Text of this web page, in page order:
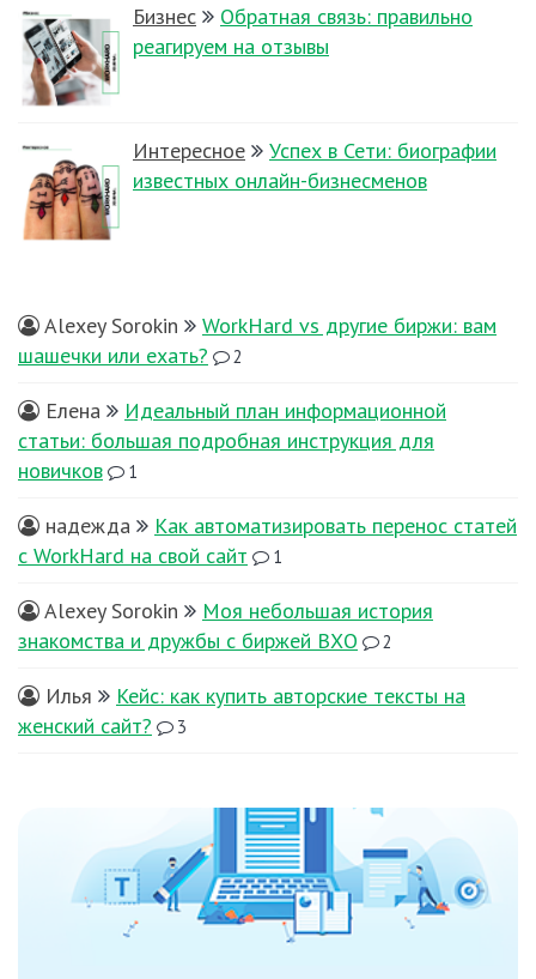
Бизнес
Обратная связь: правильно
реагируем на отзывы
Интересное
Успех в Сети: биографии
известных онлайн-бизнесменов
Alexey Sorokin
WorkHard vs другие биржи: вам
шашечки или ехать?
2
Елена
Идеальный план информационной
статьи: большая подробная инструкция для
новичков
1
надежда
Как автоматизировать перенос статей
с WorkHard на свой сайт
1
Alexey Sorokin
Моя небольшая история
знакомства и дружбы с биржей ВХО
2
Илья
Кейс: как купить авторские тексты на
женский сайт?
3